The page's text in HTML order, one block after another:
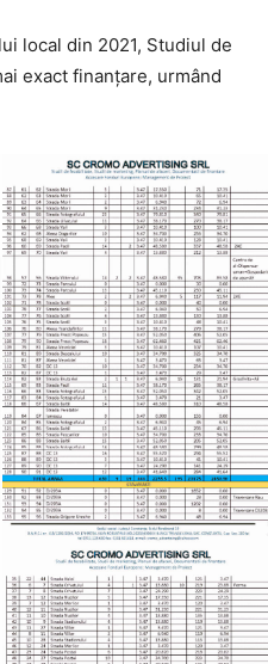
local din 2021, Studiul de
exact finanțare, urmând